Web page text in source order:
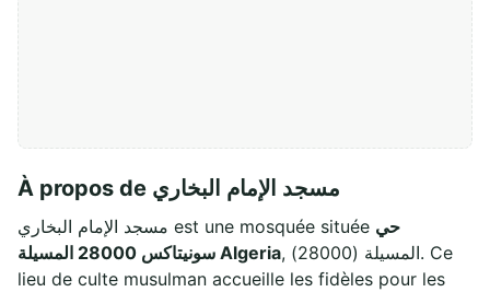
À propos de مسجد الإمام البخاري
مسجد الإمام البخاري est une mosquée située حي
سونيتاكس 28000 المسيلة Algeria, المسيلة (28000). Ce
lieu de culte musulman accueille les fidèles pour les